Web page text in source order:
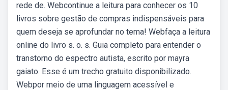
rede de. Webcontinue a leitura para conhecer os 10
livros sobre gestão de compras indispensáveis para
quem deseja se aprofundar no tema! Webfaça a leitura
online do livro s. o. s. Guia completo para entender o
transtorno do espectro autista, escrito por mayra
gaiato. Esse é um trecho gratuito disponibilizado.
Webpor meio de uma linguagem acessível e